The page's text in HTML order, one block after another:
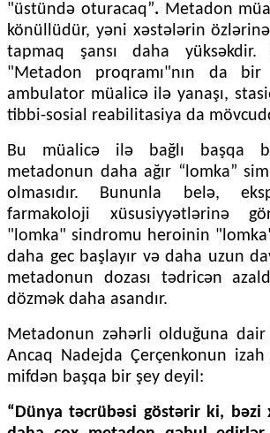
"üstündə oturacaq”.Metadon
könüllüdür, yəni xəstələrin
tapmaq şansı daha yüksəkdir.
"Metadon proqramı"nın da bir
ambulator müalicə ilə yanaşı,
tibbi-sosial reabilitasiya da
Bu müalicə ilə bağlı başqa
metadonun daha ağır “lomka”
olmasıdır. Bununla belə,
farmakoloji xüsusiyyətlərinə
"lomka" sindromu heroinin
daha gec başlayır və daha uzun
metadonun dozası tədricən
dözmək daha asandır.
Metadonun zəhərli olduğuna
Ancaq Nadejda Çerçenkonun
mifdən başqa bir şey deyil:
“Dünya təcrübəsi göstərir ki, bəzi